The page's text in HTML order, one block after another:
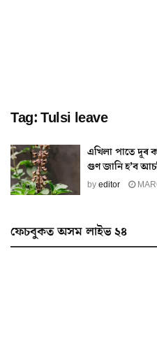
Tag:Tulsi leave
এখিলা পাতে দূৰ
গুণ জানি হ’ব
byeditor
ফেচবুকত অসম লাইভ ২৪